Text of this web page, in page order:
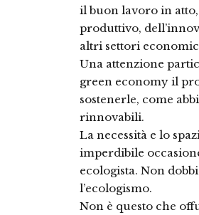
il buon lavoro in
produttivo,
altri settori
Una attenzione
green economy il
sostenerle, come
rinnovabili.
La necessità e lo
imperdibile
ecologista. Non
l’ecologismo.
Non è questo che